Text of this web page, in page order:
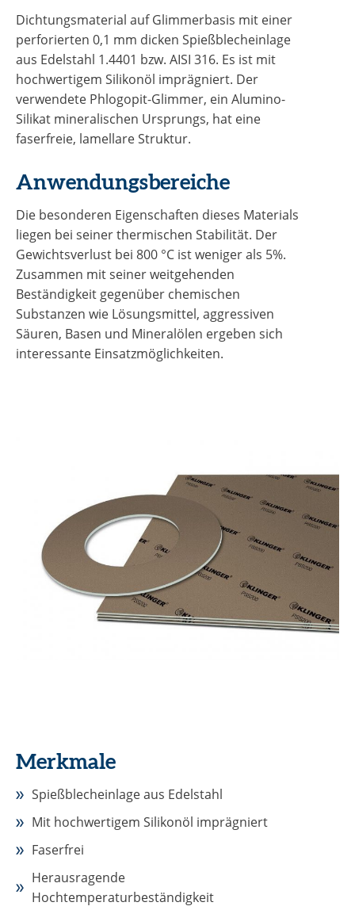
Dichtungsmaterial auf Glimmerbasis mit einer
perforierten 0,1 mm dicken Spießblecheinlage
aus Edelstahl 1.4401 bzw. AISI 316. Es ist mit
hochwertigem Silikonöl imprägniert. Der
verwendete Phlogopit-Glimmer, ein Alumino-
Silikat mineralischen Ursprungs, hat eine
faserfreie, lamellare Struktur.
Anwendungsbereiche
Die besonderen Eigenschaften dieses Materials
liegen bei seiner thermischen Stabilität. Der
Gewichtsverlust bei 800 °C ist weniger als 5%.
Zusammen mit seiner weitgehenden
Beständigkeit gegenüber chemischen
Substanzen wie Lösungsmittel, aggressiven
Säuren, Basen und Mineralölen ergeben sich
interessante Einsatzmöglichkeiten.
Merkmale
Spießblecheinlage aus Edelstahl
Mit hochwertigem Silikonöl imprägniert
Faserfrei
Herausragende
Hochtemperaturbeständigkeit